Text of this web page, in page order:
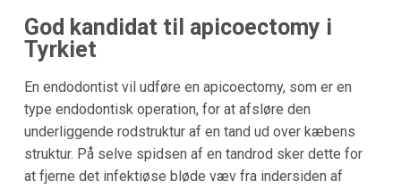
God kandidat til apicoectomy i
Tyrkiet
En endodontist vil udføre en apicoectomy, som er en
type endodontisk operation, for at afsløre den
underliggende rodstruktur af en tand ud over kæbens
struktur. På selve spidsen af en tandrod sker dette for
at fjerne det infektiøse bløde væv fra indersiden af